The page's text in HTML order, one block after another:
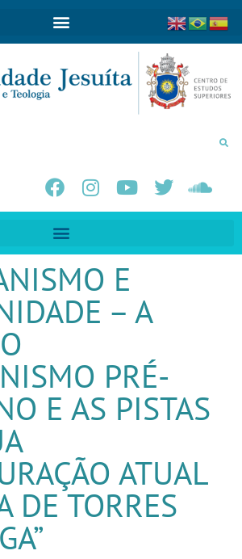
E
– A
PRÉ-
E AS PISTAS
ATUAL
DE TORRES